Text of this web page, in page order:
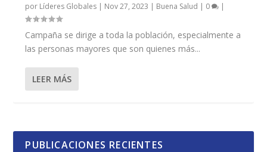
por Líderes Globales | Nov 27, 2023 | Buena Salud | 0 |
Campaña se dirige a toda la población, especialmente a
las personas mayores que son quienes más...
LEER MÁS
PUBLICACIONES RECIENTES